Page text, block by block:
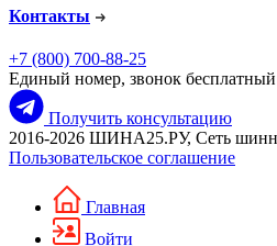
Контакты
+7 (800) 700-88-25
Единый номер, звонок бесплатный
Получить консультацию
2016-2026 ШИНА25.РУ, Сеть
Пользовательское соглашение
Главная
Войти